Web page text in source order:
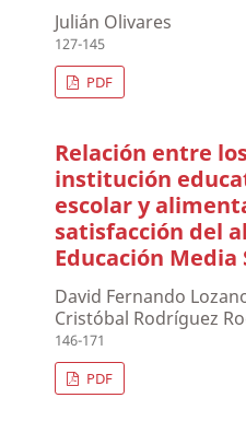
Julián Olivares
127-145
PDF
Relación entre
institución
escolar y
satisfacción del
Educación
David Fernando
Cristóbal Rodríguez
146-171
PDF